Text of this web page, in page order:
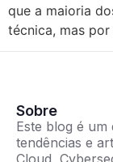
que a maioria
técnica, mas
Sobre
Este blog é
tendências e